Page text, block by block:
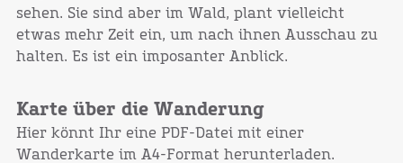
sehen. Sie sind aber im Wald, plant vielleicht
etwas mehr Zeit ein, um nach ihnen Ausschau zu
halten. Es ist ein imposanter Anblick.
Karte über die Wanderung
Hier könnt Ihr eine PDF-Datei mit einer
Wanderkarte im A4-Format herunterladen.